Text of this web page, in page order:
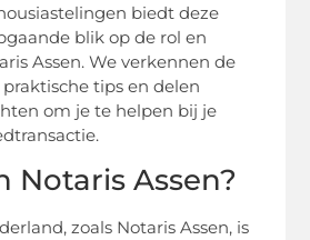
biedt deze
blik op de rol en
Assen. We verkennen de
tips en delen
om je te helpen bij je
Notaris Assen?
zoals Notaris Assen, is